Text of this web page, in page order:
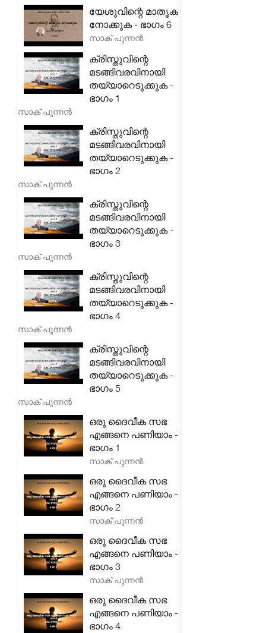
യേശുവിന്റെ മാതൃക
നോക്കുക - ഭാഗം 6
സാക് പുന്നൻ
ക്രിസ്തുവിന്റെ
മടങ്ങിവരവിനായി
തയ്യാറെടുക്കുക -
ഭാഗം 1
സാക് പുന്നൻ
ക്രിസ്തുവിന്റെ
മടങ്ങിവരവിനായി
തയ്യാറെടുക്കുക -
ഭാഗം 2
സാക് പുന്നൻ
ക്രിസ്തുവിന്റെ
മടങ്ങിവരവിനായി
തയ്യാറെടുക്കുക -
ഭാഗം 3
സാക് പുന്നൻ
ക്രിസ്തുവിന്റെ
മടങ്ങിവരവിനായി
തയ്യാറെടുക്കുക -
ഭാഗം 4
സാക് പുന്നൻ
ക്രിസ്തുവിന്റെ
മടങ്ങിവരവിനായി
തയ്യാറെടുക്കുക -
ഭാഗം 5
സാക് പുന്നൻ
ഒരു ദൈവീക സഭ
എങ്ങനെ പണിയാം -
ഭാഗം 1
സാക് പുന്നൻ
ഒരു ദൈവീക സഭ
എങ്ങനെ പണിയാം -
ഭാഗം 2
സാക് പുന്നൻ
ഒരു ദൈവീക സഭ
എങ്ങനെ പണിയാം -
ഭാഗം 3
സാക് പുന്നൻ
ഒരു ദൈവീക സഭ
എങ്ങനെ പണിയാം -
ഭാഗം 4